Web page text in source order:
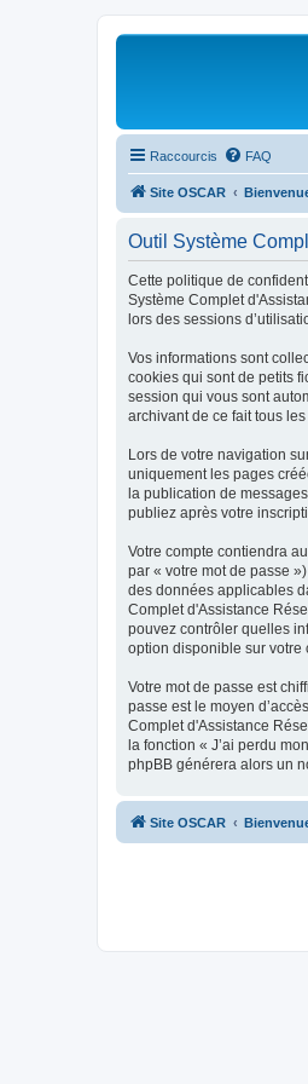
Raccourcis FAQ
Site OSCAR
Outil Système
Cette politique de
Système Complet
lors des sessions
Vos informations sont
cookies qui sont de petits
session qui vous sont
archivant de ce fait tous
Lors de votre navigation
uniquement les pages
la publication de
publiez après votre
Votre compte contiendra
par « votre mot de passe
des données applicables
Complet d'Assistance
pouvez contrôler quelles
option disponible sur votre
Votre mot de passe est
passe est le moyen
Complet d'Assistance
la fonction « J’ai perdu
phpBB générera alors un
Site OSCAR